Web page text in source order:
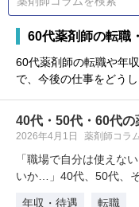
60代薬剤師の転職
60代薬剤師の転職や年
で、今後の仕事をどう
40代・50代・60代の
2026年4月1日 薬剤師コラ
「職場で自分は使えな
いか…」40代、50代、
年収・待遇
転職